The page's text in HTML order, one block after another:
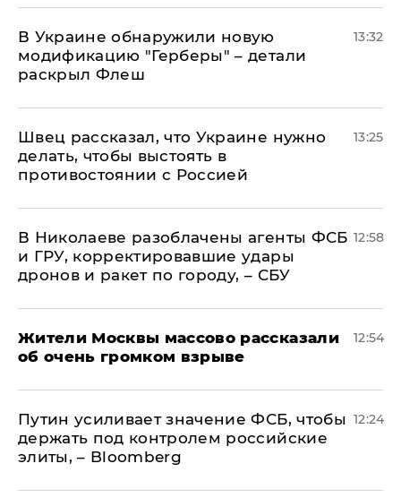
В Украине обнаружили новую
модификацию "Герберы" – детали
раскрыл Флеш
13:32
Швец рассказал, что Украине нужно
делать, чтобы выстоять в
противостоянии с Россией
13:25
В Николаеве разоблачены агенты ФСБ
и ГРУ, корректировавшие удары
дронов и ракет по городу, – СБУ
12:58
Жители Москвы массово рассказали
об очень громком взрыве
12:54
Путин усиливает значение ФСБ, чтобы
держать под контролем российские
элиты, – Bloomberg
12:24